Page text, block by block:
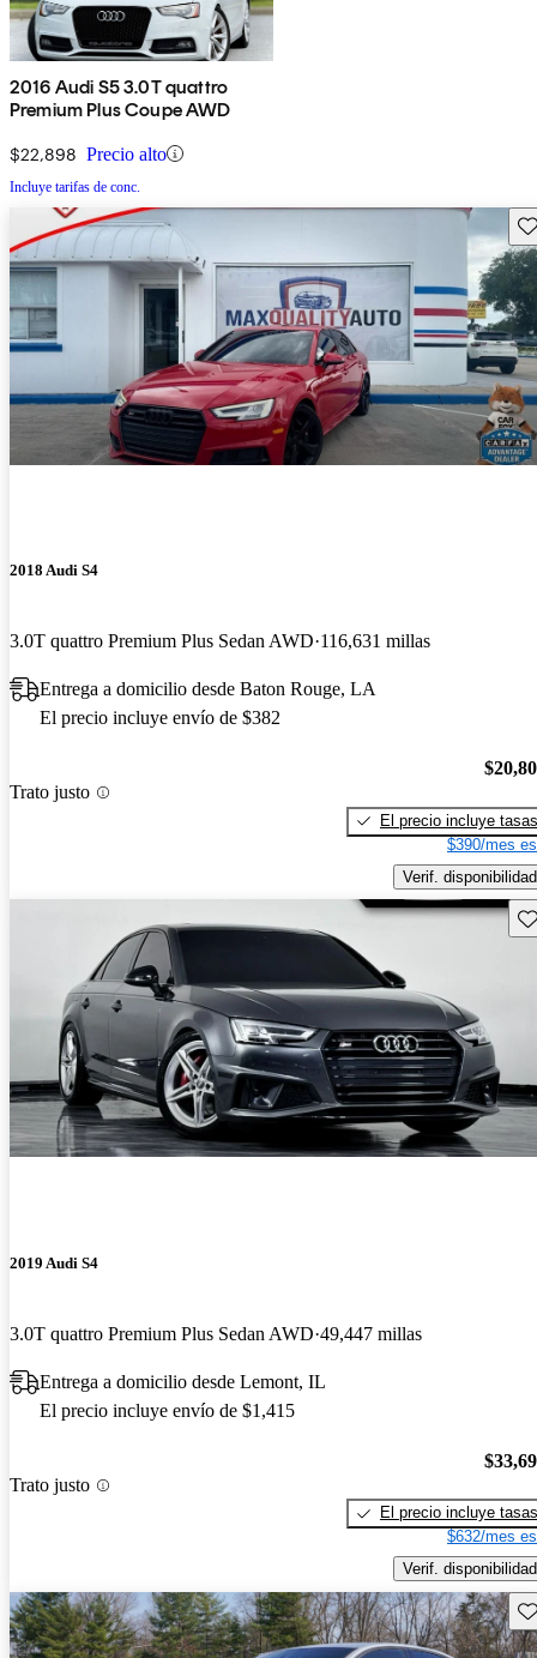
2016 Audi S5 3.0T quattro
Premium Plus Coupe AWD
$22,898 Precio alto
Incluye tarifas de conc.
2018 Audi S4
3.0T quattro Premium Plus Sedan AWD 116,631 millas
Entrega a domicilio desde Baton Rouge, LA
El precio incluye envío de $382
Trato justo
El precio incluye tasas
$390/mes
Verif. disponibilidad
2019 Audi S4
3.0T quattro Premium Plus Sedan AWD 49,447 millas
Entrega a domicilio desde Lemont, IL
El precio incluye envío de $1,415
Trato justo
El precio incluye tasas
$632/mes
Verif. disponibilidad